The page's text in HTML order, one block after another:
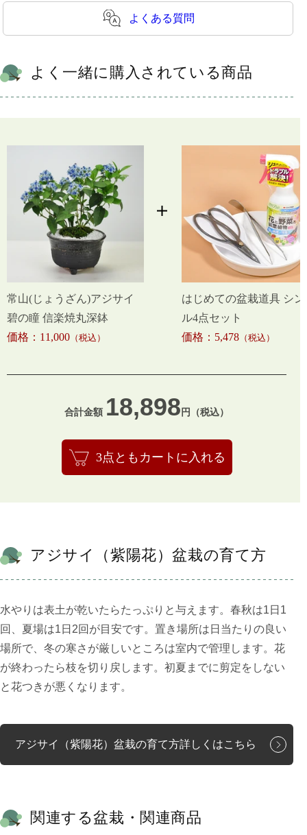
よくある質問
よく一緒に購入されている商品
常山(じょうざん)アジサイ
碧の瞳 信楽焼丸深鉢
価格：11,000 （税込）
はじめての盆栽道具 シン
ル4点セット
価格：5,478 （税込）
合計金額 18,898 円（税込）
3点ともカートに入れる
アジサイ（紫陽花）盆栽の育て方
水やりは表土が乾いたらたっぷりと与えます。春秋は1日1
回、夏場は1日2回が目安です。置き場所は日当たりの良い
場所で、冬の寒さが厳しいところは室内で管理します。花
が終わったら枝を切り戻します。初夏までに剪定をしない
と花つきが悪くなります。
アジサイ（紫陽花）盆栽の育て方詳しくはこちら
関連する盆栽・関連商品